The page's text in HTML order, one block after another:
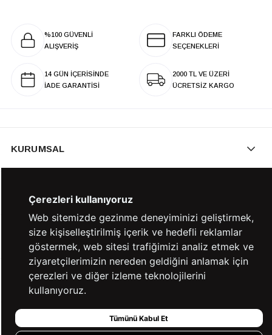
%100 GÜVENLİ
ALIŞVERİŞ
FARKLI ÖDEME
SEÇENEKLERİ
14 GÜN İÇERİSİNDE
İADE GARANTİSİ
2000 TL VE ÜZERİ
ÜCRETSİZ KARGO
KURUMSAL
YARDIM
BİZE ULAŞIN
HIZLI ERİŞİM
Çerezleri kullanıyoruz
Web sitemizde gezinme deneyiminizi geliştirmek,
size kişiselleştirilmiş içerik ve hedefli reklamlar
göstermek, web sitesi trafiğimizi analiz etmek ve
ziyaretçilerimizin nereden geldiğini anlamak için
çerezleri ve diğer izleme teknolojilerini
kullanıyoruz.
Tümünü Kabul Et